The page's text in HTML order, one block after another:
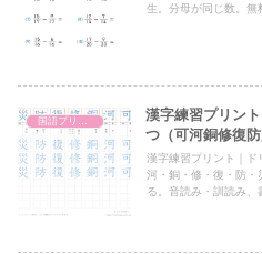
生。分母が同じ数。無
漢字練習プリン
つ（可河銅修復防
漢字練習プリント｜ド
河・銅・修・復・防・
る。音読み・訓読み、